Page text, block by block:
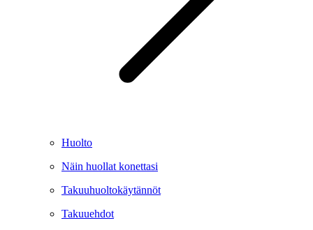
Huolto
Näin huollat konettasi
Takuuhuoltokäytännöt
Takuuehdot